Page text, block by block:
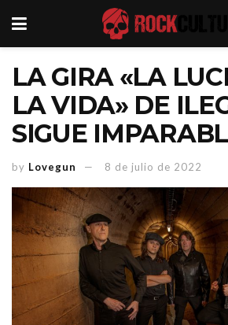
LA GIRA «LA
LA VIDA» DE
SIGUE
by Lovegun 8 de julio de 2022